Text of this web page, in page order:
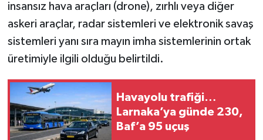
insansız hava araçları (drone), zırhlı veya diğer
askeri araçlar, radar sistemleri ve elektronik savaş
sistemleri yanı sıra mayın imha sistemlerinin ortak
üretimiyle ilgili olduğu belirtildi.
Havayolu trafiği…
Larnaka’ya günde 230,
Baf’a 95 uçuş